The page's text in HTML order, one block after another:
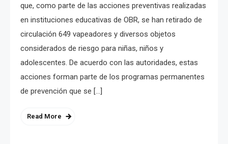
que, como parte de las acciones preventivas realizadas
en instituciones educativas de OBR, se han retirado de
circulación 649 vapeadores y diversos objetos
considerados de riesgo para niñas, niños y
adolescentes. De acuerdo con las autoridades, estas
acciones forman parte de los programas permanentes
de prevención que se […]
Read More